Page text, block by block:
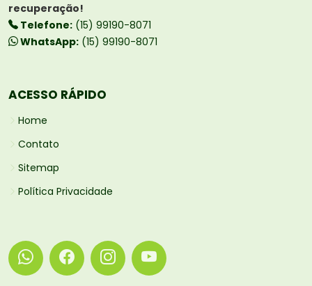
recuperação!
Telefone: (15) 99190-8071
WhatsApp: (15) 99190-8071
ACESSO RÁPIDO
Home
Contato
Sitemap
Política Privacidade